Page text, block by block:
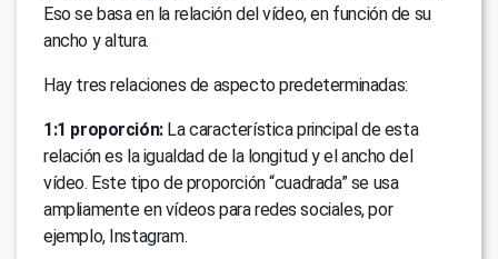
Eso se basa en la relación del vídeo, en función de su
ancho y altura.
Hay tres relaciones de aspecto predeterminadas:
1:1 proporción:La característica principal de esta
relación es la igualdad de la longitud y el ancho del
vídeo. Este tipo de proporción “cuadrada” se usa
ampliamente en vídeos para redes sociales, por
ejemplo, Instagram.